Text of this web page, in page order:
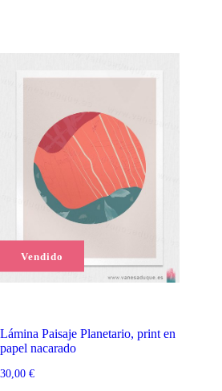
Vendido
Lámina Paisaje Planetario, print en
papel nacarado
30,00 €